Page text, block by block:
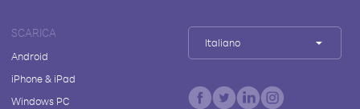
SCARICA
Android
iPhone & iPad
Windows PC
Italiano